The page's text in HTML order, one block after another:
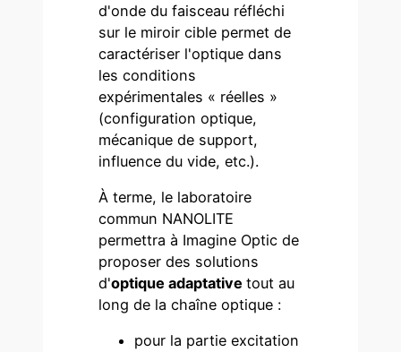
d'onde du faisceau réfléchi
sur le miroir cible permet de
caractériser l'optique dans
les conditions
expérimentales « réelles »
(configuration optique,
mécanique de support,
influence du vide, etc.).
À terme, le laboratoire
commun NANOLITE
permettra à Imagine Optic de
proposer des solutions
d'optique adaptativetout au
long de la chaîne optique :
pour la partie excitation